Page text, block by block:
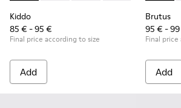
Kiddo
85 € - 95 €
Final price according to size
Add
Brutus
95 € -
Final
Add